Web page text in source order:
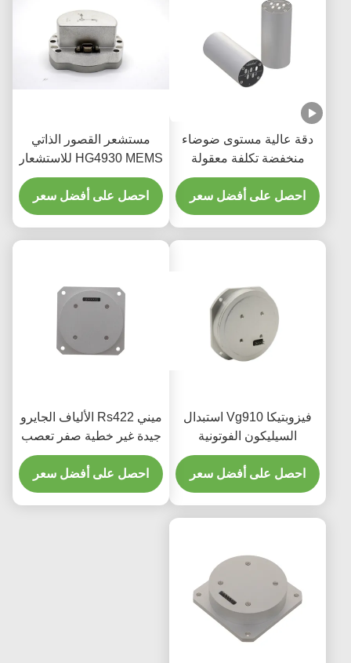
دقة عالية مستوى ضوضاء
منخفضة تكلفة معقولة
ألياف ضوئية ضوئية ضوئية
احصل على أفضل سعر
مستشعر القصور الذاتي
HG4930 MEMS للاستشعار
الدقيق لاتجاه الحركة
احصل على أفضل سعر
فيزوبتيكا Vg910 استبدال
السيليكون الفوتونية
المتكاملة الألياف البصرية
جهاز استشعار الجيروسكوب
احصل على أفضل سعر
ميني Rs422 الألياف الجايرو
جيدة غير خطية صفر تعصب
الاستقرار
احصل على أفضل سعر